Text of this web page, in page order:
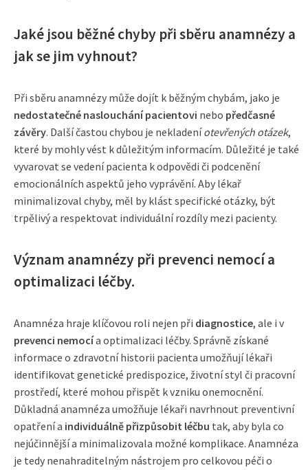
Jaké jsou běžné chyby při sběru anamnézy a
jak se jim vyhnout?
Při sběru anamnézy může dojít k běžným chybám, jako je
nedostatečné naslouchání pacientovi nebo předčasné
závěry. Další častou chybou je nekladeníotevřených otázek,
které by mohly vést k důležitým informacím. Důležité je také
vyvarovat se vedení pacienta k odpovědi či podcenění
emocionálních aspektů jeho vyprávění. Aby lékař
minimalizoval chyby, měl by klást specifické otázky, být
trpělivý a respektovat individuální rozdíly mezi pacienty.
Význam anamnézy při prevenci nemocí a
optimalizaci léčby.
Anamnéza hraje klíčovou roli nejen při diagnostice, ale i v
prevenci nemocía optimalizaci léčby. Správně získané
informace o zdravotní historii pacienta umožňují lékaři
identifikovat genetické predispozice, životní styl či pracovní
prostředí, které mohou přispět k vzniku onemocnění.
Důkladná anamnéza umožňuje lékaři navrhnout preventivní
opatření a individuálně přizpůsobit léčbu tak, aby byla co
nejúčinnější a minimalizovala možné komplikace. Anamnéza
je tedy nenahraditelným nástrojem pro celkovou péči o